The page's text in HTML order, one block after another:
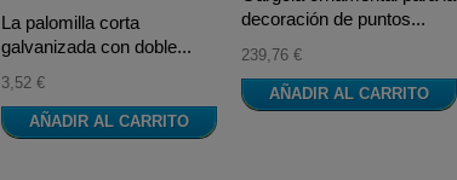
La palomilla corta
galvanizada con doble...
3,52 €
AÑADIR AL CARRITO
decoración de puntos...
239,76 €
AÑADIR AL CARRITO